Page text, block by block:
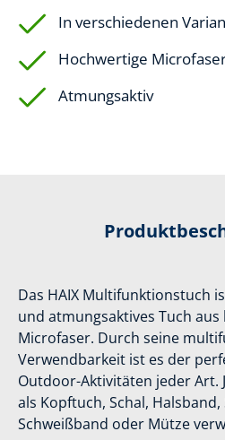
In verschiedenen
Hochwertige
Atmungsaktiv
Das HAIX Multifunktionstuch
und atmungsaktives Tuch
Microfaser. Durch seine
Verwendbarkeit ist es der
Outdoor-Aktivitäten jeder Art.
als Kopftuch, Schal,
Schweißband oder Mütze